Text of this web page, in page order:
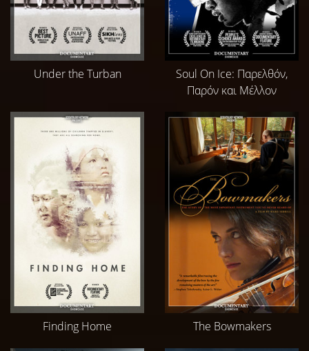
Under the Turban
Soul On Ice: Παρελθόν,
Παρόν και Μέλλον
Finding Home The Bowmakers